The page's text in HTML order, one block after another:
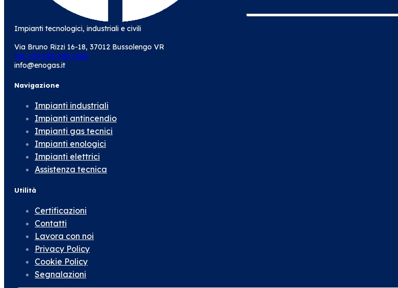
Impianti tecnologici, industriali e civili
Via Bruno Rizzi 16-18, 37012 Bussolengo VR
Tel: +39 045 608 1206
info@enogas.it
Navigazione
Impianti industriali
Impianti antincendio
Impianti gas tecnici
Impianti enologici
Impianti elettrici
Assistenza tecnica
Utilità
Certificazioni
Contatti
Lavora con noi
Privacy Policy
Cookie Policy
Segnalazioni